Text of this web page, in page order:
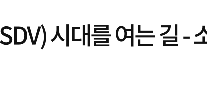
시대를 여는 길 -